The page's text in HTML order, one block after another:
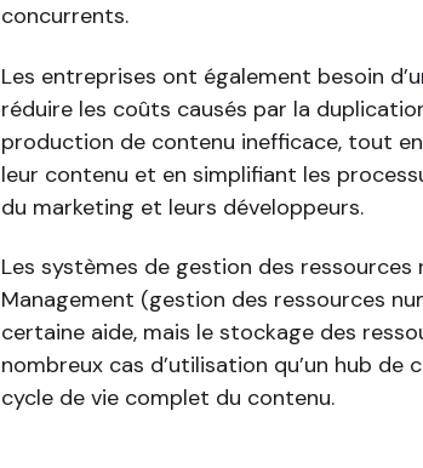
concurrents.
Les entreprises ont également besoin
réduire les coûts causés par la
production de contenu inefficace, tout
leur contenu et en simplifiant les
du marketing et leurs développeurs.
Les systèmes de gestion des
Management (gestion des ressources
certaine aide, mais le stockage des
nombreux cas d’utilisation qu’un hub de
cycle de vie complet du contenu.